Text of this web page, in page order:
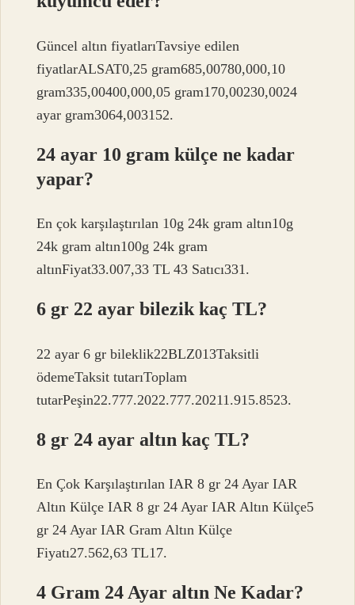
Güncel altın fiyatlarıTavsiye edilen
fiyatlarALSAT0,25 gram685,00780,000,10
gram335,00400,000,05 gram170,00230,0024
ayar gram3064,003152.
24 ayar 10 gram külçe ne kadar
yapar?
En çok karşılaştırılan 10g 24k gram altın10g
24k gram altın100g 24k gram
altınFiyat33.007,33 TL 43 Satıcı331.
6 gr 22 ayar bilezik kaç TL?
22 ayar 6 gr bileklik22BLZ013Taksitli
ödemeTaksit tutarıToplam
tutarPeşin22.777.2022.777.20211.915.8523.
8 gr 24 ayar altın kaç TL?
En Çok Karşılaştırılan IAR 8 gr 24 Ayar IAR
Altın Külçe IAR 8 gr 24 Ayar IAR Altın Külçe5
gr 24 Ayar IAR Gram Altın Külçe
Fiyatı27.562,63 TL17.
4 Gram 24 Ayar altın Ne Kadar?